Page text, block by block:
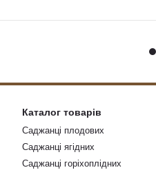
Каталог товарів
Саджанці плодових
Саджанці ягідних
Саджанці горіхоплідних